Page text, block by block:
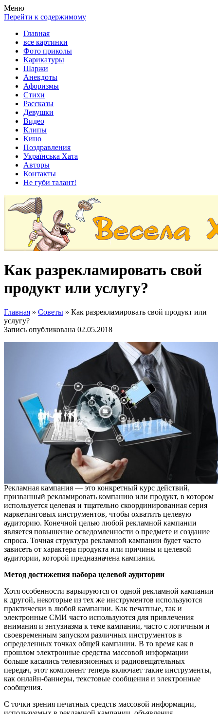
Весела хата — прикольные картинки, смешные истории,
клипы!
Покажем всем ваши фото приколы, карикатуры, шаржи, стихи,
рассказы, видео и песни!
Меню
Перейти к содержимому
Главная
все картинки
Фото приколы
Карикатуры
Шаржи
Анекдоты
Афоризмы
Стихи
Рассказы
Девушки
Видео
Клипы
Кино
Поздравления
Українська Хата
Авторы
Контакты
Не губи талант!
Как разрекламировать свой
продукт или услугу?
Главная » Советы » Как разрекламировать свой продукт или
услугу?
Запись опубликована 02.05.2018
Рекламная кампания — это конкретный курс действий,
призванный рекламировать компанию или продукт, в котором
используется целевая и тщательно скоординированная серия
маркетинговых инструментов, чтобы охватить целевую
аудиторию. Конечной целью любой рекламной кампании
является повышение осведомленности о предмете и создание
спроса. Точная структура рекламной кампании будет часто
зависеть от характера продукта или причины и целевой
аудитории, которой предназначена кампания.
Метод достижения набора целевой аудитории
Хотя особенности варьируются от одной рекламной кампании
к другой, некоторые из тех же инструментов используются
практически в любой кампании. Как печатные, так и
электронные СМИ часто используются для привлечения
внимания и энтузиазма к теме кампании, часто с логичным и
своевременным запуском различных инструментов в
определенных точках общей кампании. В то время как в
прошлом электронные средства массовой информации
больше касались телевизионных и радиовещательных
передач, этот компонент теперь включает такие инструменты,
как онлайн-баннеры, текстовые сообщения и электронные
сообщения.
С точки зрения печатных средств массовой информации,